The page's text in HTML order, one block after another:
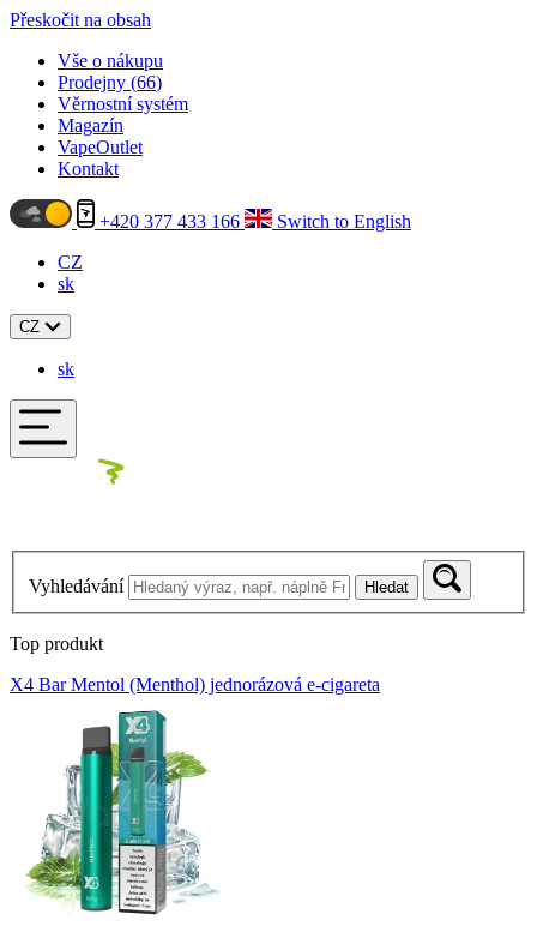
Přeskočit na obsah
Vše o nákupu
Prodejny (66)
Věrnostní systém
Magazín
VapeOutlet
Kontakt
+420 377 433 166
Switch to English
CZ
sk
CZ
sk
Vyhledávání Hledat
Top produkt
X4 Bar Mentol (Menthol) jednorázová e-cigareta